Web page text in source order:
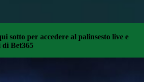
sotto per accedere al palinsesto live e
Bet365